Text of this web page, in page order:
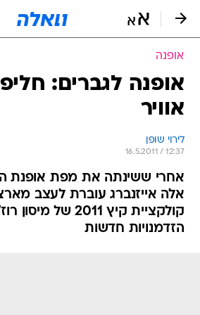
אופנה
אופנה לגברים:
אוויר
לירוי שופן
16.5.2011 / 12:37
אחרי ששינתה את מפת אופנת
אלה אייזנברג עוברת לעצב
קולקציית קיץ 2011
הזדמנויות חדשות